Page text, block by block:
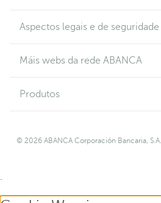
Aspectos legais e de seguridade
Máis webs da rede ABANCA
Produtos
© 2026 ABANCA Corporación Bancaria,
.